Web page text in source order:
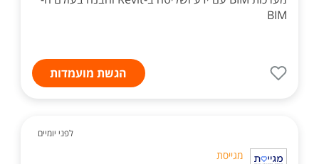
BIM
הגשת מועמדות
לפני יומיים
מגייסת